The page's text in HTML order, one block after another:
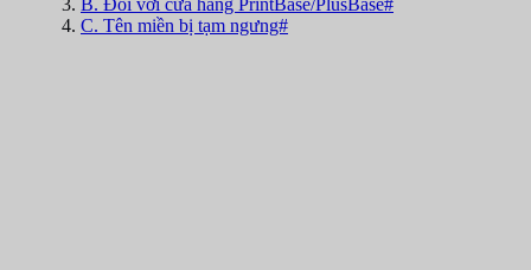
C. Tên miền bị tạm ngưng#